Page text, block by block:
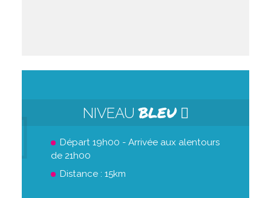
NIVEAUBLEU
Départ 19h00 - Arrivée aux alentours
de 21h00
Distance : 15km